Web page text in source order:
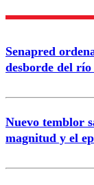
Senapred
desborde del
Nuevo temblor
magnitud y el